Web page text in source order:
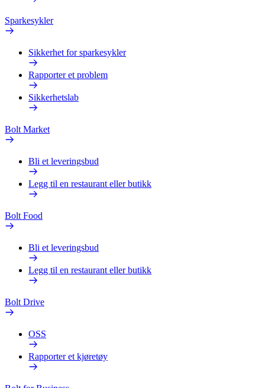
Sparkesykler
Sikkerhet for sparkesykler
Rapporter et problem
Sikkerhetslab
Bolt Market
Bli et leveringsbud
Legg til en restaurant eller butikk
Bolt Food
Bli et leveringsbud
Legg til en restaurant eller butikk
Bolt Drive
OSS
Rapporter et kjøretøy